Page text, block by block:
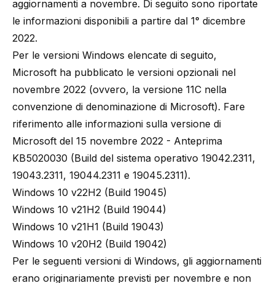
aggiornamenti a novembre. Di seguito sono riportate
le informazioni disponibili a partire dal 1° dicembre
2022.
Per le versioni Windows elencate di seguito,
Microsoft ha pubblicato le versioni opzionali nel
novembre 2022 (ovvero, la versione 11C nella
convenzione di denominazione di Microsoft). Fare
riferimento alle informazioni sulla versione di
Microsoft del 15 novembre 2022 - Anteprima
KB5020030 (Build del sistema operativo 19042.2311,
19043.2311, 19044.2311 e 19045.2311).
Windows 10 v22H2 (Build 19045)
Windows 10 v21H2 (Build 19044)
Windows 10 v21H1 (Build 19043)
Windows 10 v20H2 (Build 19042)
Per le seguenti versioni di Windows, gli aggiornamenti
erano originariamente previsti per novembre e non